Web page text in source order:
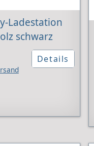
Ladestation
schwarz
Details